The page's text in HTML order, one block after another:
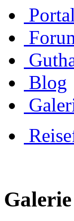
Portal
Blog
Galerie